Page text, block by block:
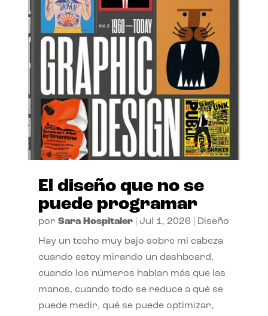
El diseño que no se
puede programar
por Sara Hospitaler| Jul 1, 2026 Diseño
Hay un techo muy bajo sobre mi cabeza
cuando estoy mirando un dashboard,
cuando los números hablan más que las
manos, cuando todo se reduce a qué se
puede medir, qué se puede optimizar,